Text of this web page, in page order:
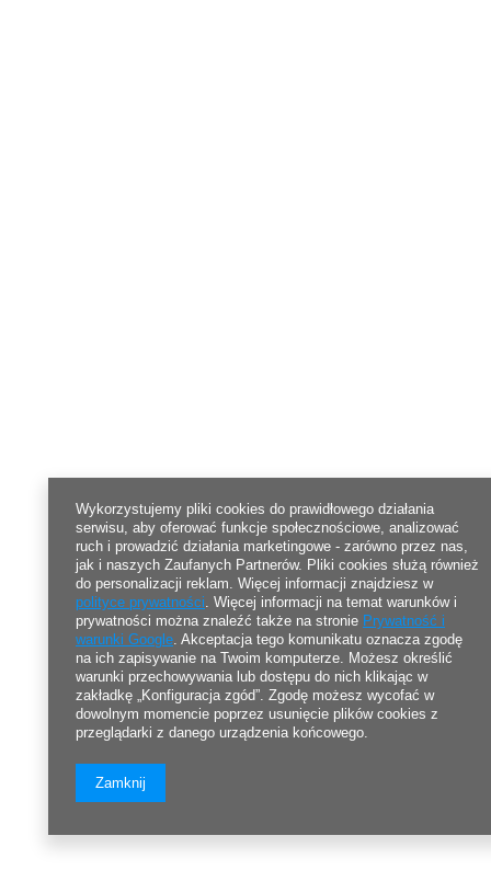
Wykorzystujemy pliki cookies do prawidłowego działania
serwisu, aby oferować funkcje społecznościowe, analizować
ruch i prowadzić działania marketingowe - zarówno przez nas,
jak i naszych Zaufanych Partnerów. Pliki cookies służą również
do personalizacji reklam. Więcej informacji znajdziesz w
polityce prywatności. Więcej informacji na temat warunków i
prywatności można znaleźć także na stronie Prywatność i
warunki Google. Akceptacja tego komunikatu oznacza zgodę
na ich zapisywanie na Twoim komputerze. Możesz określić
warunki przechowywania lub dostępu do nich klikając w
zakładkę „Konfiguracja zgód”. Zgodę możesz wycofać w
dowolnym momencie poprzez usunięcie plików cookies z
przeglądarki z danego urządzenia końcowego.
Zamknij